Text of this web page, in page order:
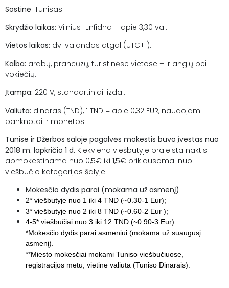
Sostinė: Tunisas.
Skrydžio laikas: Vilnius–Enfidha – apie 3,30 val.
Vietos laikas: dvi valandos atgal (UTC+1).
Kalba: arabų, prancūzų, turistinėse vietose – ir anglų bei
vokiečių.
Įtampa: 220 V, standartiniai lizdai.
Valiuta: dinaras (TND), 1 TND = apie 0,32 EUR, naudojami
banknotai ir monetos.
Tunise ir Džerbos saloje pagalvės mokestis buvo įvestas nuo
2018 m. lapkričio 1 d. Kiekviena viešbutyje praleista naktis
apmokestinama nuo 0,5€ iki 1,5€ priklausomai nuo
viešbučio kategorijos šalyje.
Mokesčio dydis parai (mokama už asmenį)
2* viešbutyje nuo 1 iki 4 TND (~0.30-1 Eur);
3* viešbutyje nuo 2 iki 8 TND (~0.60-2 Eur );
4-5* viešbučiai nuo 3 iki 12 TND (~0.90-3 Eur).
*Mokesčio dydis parai asmeniui (mokama už suaugusį
asmenį).
**Miesto mokesčiai mokami Tuniso viešbučiuose,
registracijos metu, vietine valiuta (Tuniso Dinarais).